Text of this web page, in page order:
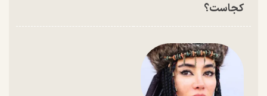
کجاست؟